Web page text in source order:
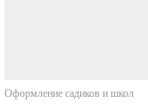
Оформление садиков и школ